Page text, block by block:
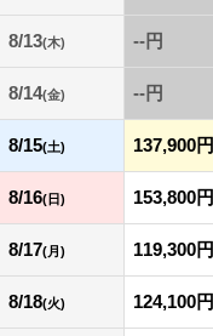
8/13(木) --円
8/14(金) --円
8/15(土) 137,900円
8/16(日) 153,800円
8/17(月) 119,300円
8/18(火) 124,100円